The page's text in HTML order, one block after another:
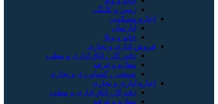
زمین و کلنگی
اجاره مسکونی
آپارتمان
خانه و ویلا
فروش اداری و تجاری
دفتر کار ، اتاق اداری و مطب
مغازه و غرفه
صنعتی ، کشاورزی و تجاری
اجاره اداری و تجاری
دفترکار، اتاق اداری و مطب
مغازه و غرفه